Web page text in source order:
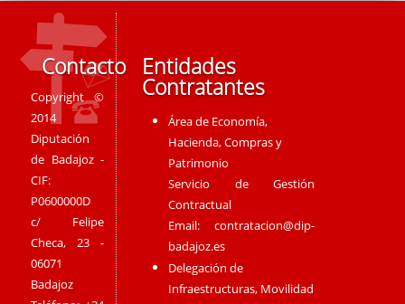
Contacto
Copyright ©
2014
Diputación
de Badajoz -
CIF:
P0600000D
c/ Felipe
Checa, 23 -
06071
Badajoz
Entidades
Contratantes
Área de Economía,
Hacienda, Compras y
Patrimonio
Servicio de Gestión
Contractual
Email:contratacion@dip-
badajoz.es
Delegación de
Infraestructuras, Movilidad